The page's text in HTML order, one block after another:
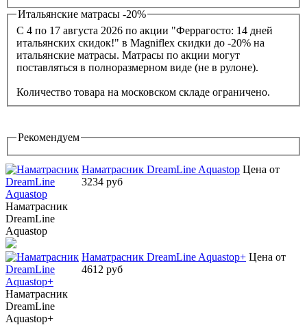
Итальянские матрасы -20%
С 4 по 17 августа 2026 по акции "Феррагосто: 14 дней
итальянских скидок!" в Magniflex скидки до -20% на
итальянские матрасы. Матрасы по акции могут
поставляться в полноразмерном виде (не в рулоне).
Количество товара на московском складе ограничено.
Рекомендуем
Наматрасник
DreamLine
Aquastop
Наматрасник DreamLine Aquastop Цена от
3234 руб
Наматрасник
DreamLine
Aquastop+
Наматрасник DreamLine Aquastop+ Цена от
4612 руб